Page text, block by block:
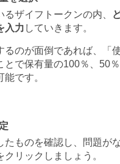
るザイフトークンの内、
入力 していきます。
るのが面倒であれば、「
とで保有量の100％、50
です。
ものを確認し、問題が
リックしましょう。